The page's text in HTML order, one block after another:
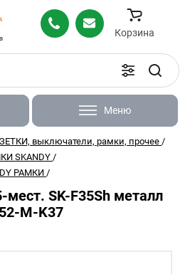
Корзина
Меню
выключатели, рамки, прочее /
SKANDY /
РАМКИ /
мест. SK-F35Sh металл
M-K37